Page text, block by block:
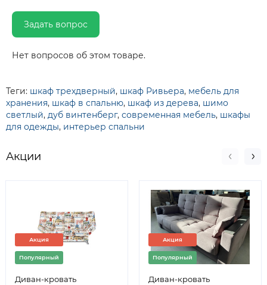
Задать вопрос
Нет вопросов об этом товаре.
Теги: шкаф трехдверный, шкаф Ривьера, мебель для
хранения, шкаф в спальню, шкаф из дерева, шимо
светлый, дуб винтенберг, современная мебель, шкафы
для одежды, интерьер спальни
Акции
Акция
Популярный
Диван-кровать
Акция
Популярный
Диван-кровать